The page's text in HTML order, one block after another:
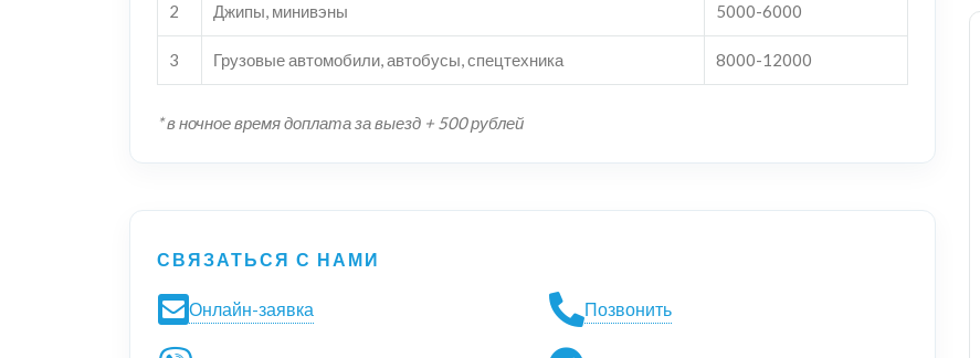
2 Джипы, минивэны 5000-6000
3 Грузовые автомобили, автобусы, спецтехника 8000-12000
* в ночное время доплата за выезд + 500 рублей
СВЯЗАТЬСЯ С НАМИ
Онлайн-заявка Позвонить